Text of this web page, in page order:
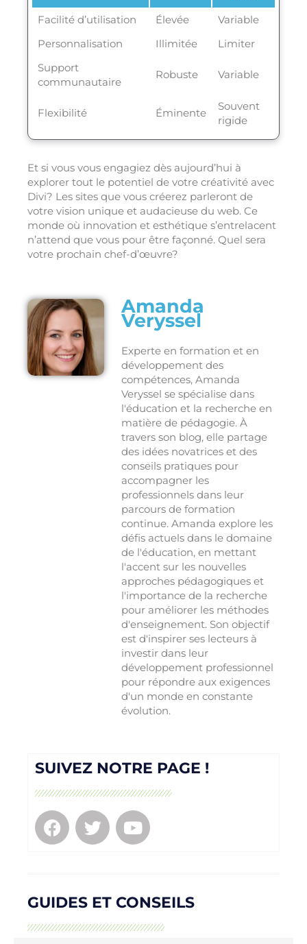
Facilité d’utilisation Élevée
Variable
Personnalisation
Illimitée
Limiter
Support
communautaire
Robuste Variable
Flexibilité Éminente
Souvent
rigide
Et si vous vous engagiez dès aujourd’hui à
explorer tout le potentiel de votre créativité avec
Divi? Les sites que vous créerez parleront de
votre vision unique et audacieuse du web. Ce
monde où innovation et esthétique s’entrelacent
n’attend que vous pour être façonné. Quel sera
votre prochain chef-d’œuvre?
Amanda
Veryssel
Experte en formation et en
développement des
compétences, Amanda
Veryssel se spécialise dans
l'éducation et la recherche en
matière de pédagogie. À
travers son blog, elle partage
des idées novatrices et des
conseils pratiques pour
accompagner les
professionnels dans leur
parcours de formation
continue. Amanda explore les
défis actuels dans le domaine
de l'éducation, en mettant
l'accent sur les nouvelles
approches pédagogiques et
l'importance de la recherche
pour améliorer les méthodes
d'enseignement. Son objectif
est d'inspirer ses lecteurs à
investir dans leur
développement professionnel
pour répondre aux exigences
d'un monde en constante
évolution.
SUIVEZ NOTRE PAGE !
GUIDES ET CONSEILS